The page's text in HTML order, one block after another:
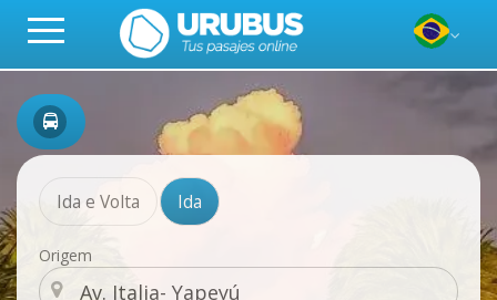
Ida e Volta Ida
Origem